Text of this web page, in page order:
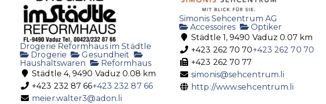
Simonis Sehcentrum AG
Accessoires
Optiker
Städtle 1, 9490 Vaduz 0.07 km
+423 262 70 70+423 262 70 70
+423 262 70 77
simonis@sehcentrum.li
http://www.sehcentrum.li
Drogerie Reformhaus im Städtle
Drogerie
Gesundheit
Haushaltswaren
Reformhaus
Städtle 4, 9490 Vaduz 0.08 km
+423 232 87 66+423 232 87 66
meier.walter3@adon.li